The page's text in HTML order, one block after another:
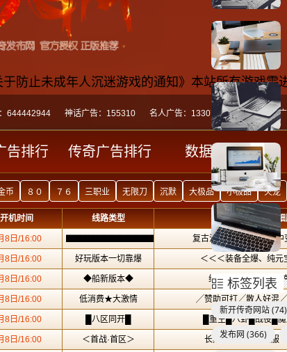
标签列表
新开传奇网站(74)
发布网 (366)